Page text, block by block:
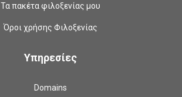
Τα πακέτα φιλοξενίας μου
Όροι χρήσης Φιλοξενίας
Υπηρεσίες
Domains